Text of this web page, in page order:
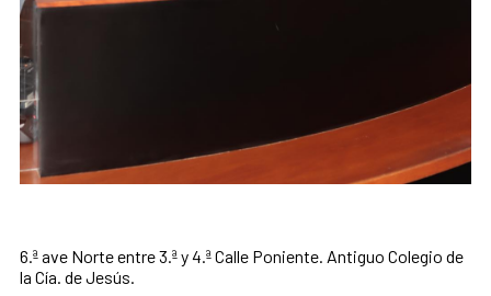
6.ª ave Norte entre 3.ª y 4.ª Calle Poniente. Antiguo Colegio de
la Cía. de Jesús.